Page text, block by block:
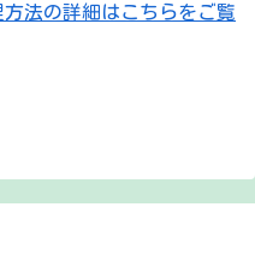
法の詳細はこちらをご覧